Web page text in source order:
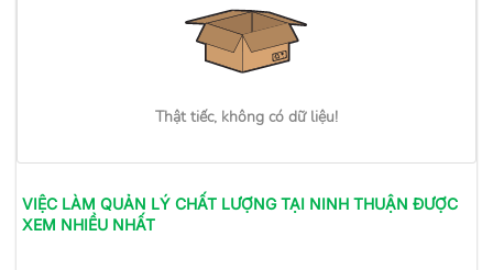
Thật tiếc, không có dữ liệu!
VIỆC LÀM QUẢN LÝ CHẤT LƯỢNGTẠI NINH THUẬN ĐƯỢC
XEM NHIỀU NHẤT